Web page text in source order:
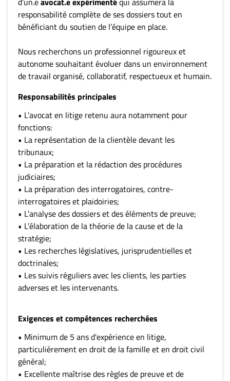
responsabilité complète de ses dossiers tout en
bénéficiant du soutien de l’équipe en place.
Nous recherchons un professionnel rigoureux et
autonome souhaitant évoluer dans un environnement
de travail organisé, collaboratif, respectueux et humain.
Responsabilités principales
• L’avocat en litige retenu aura notamment pour
fonctions:
• La représentation de la clientèle devant les
tribunaux;
• La préparation et la rédaction des procédures
judiciaires;
• La préparation des interrogatoires, contre-
interrogatoires et plaidoiries;
• L’analyse des dossiers et des éléments de preuve;
• L’élaboration de la théorie de la cause et de la
stratégie;
• Les recherches législatives, jurisprudentielles et
doctrinales;
• Les suivis réguliers avec les clients, les parties
adverses et les intervenants.
Exigences et compétences recherchées
• Minimum de 5 ans d’expérience en litige,
particulièrement en droit de la famille et en droit civil
général;
• Excellente maîtrise des règles de preuve et de